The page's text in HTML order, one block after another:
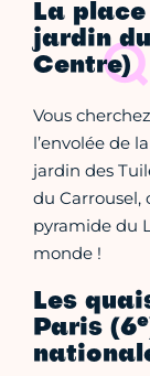
La
jardin
Centre)
Vous
l’envolée de
jardin des
du
pyramide du
monde !
Les
Paris (6e